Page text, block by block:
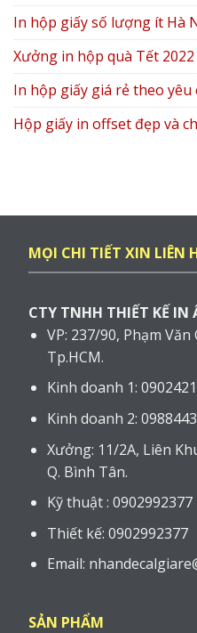
In hộp giấy số lượng ít Hà
Xưởng in hộp quà Tết
In hộp giấy giá rẻ theo yêu
Hộp giấy in offset đẹp và
MỌI CHI TIẾT XIN LIÊN
CTY TNHH THIẾT KẾ IN
VP: 237/90, Phạm Văn
Tp.HCM.
Kinh doanh 1:
Kinh doanh 2:
Xưởng: 11/2A, Liên
Q. Bình Tân.
Kỹ thuật : 0902992377
Thiết kế: 0902992377
Email:
SẢN PHẨM